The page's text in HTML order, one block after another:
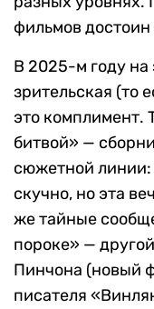
фильмов достоин
В 2025-м году на
зрительская (то
это комплимент.
битвой» —
сюжетной
скучно, но эта
же тайные
пороке» —
Пинчона (новый
писателя